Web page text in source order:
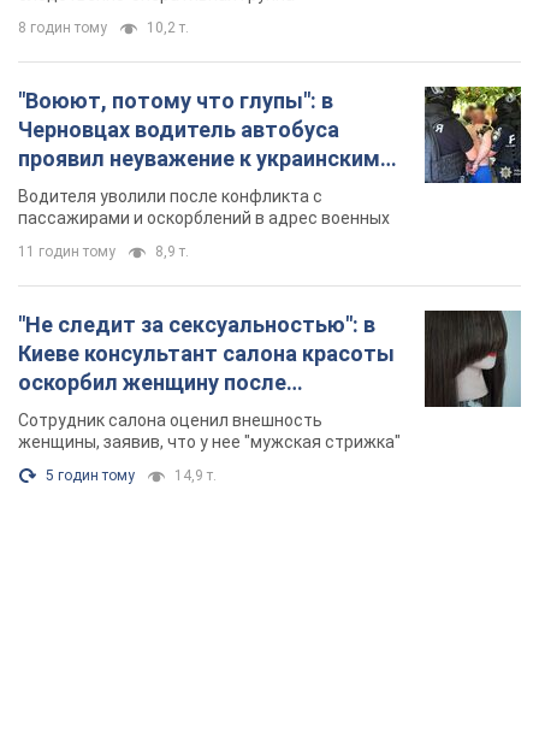
8 годин тому 10,2 т.
"Воюют, потому что глупы": в
Черновцах водитель автобуса
проявил неуважение к украинским
военным и поплатился за это.
Видео
Водителя уволили после конфликта с
пассажирами и оскорблений в адрес военных
11 годин тому 8,9 т.
"Не следит за сексуальностью": в
Киеве консультант салона красоты
оскорбил женщину после
химиотерапии, разгорелся скандал.
Фото
Сотрудник салона оценил внешность
женщины, заявив, что у нее "мужская стрижка"
5 годин тому 14,9 т.